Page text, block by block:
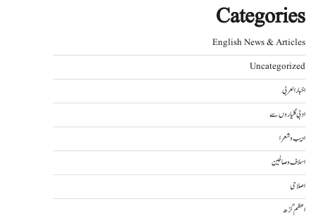
Categories
English News & Articles
Uncategorized
اخبار العربی
ادبی گلیاروں سے
ادیب و شعرا
اسلاف و صالحین
اصلاحی
اعظم گڑھ